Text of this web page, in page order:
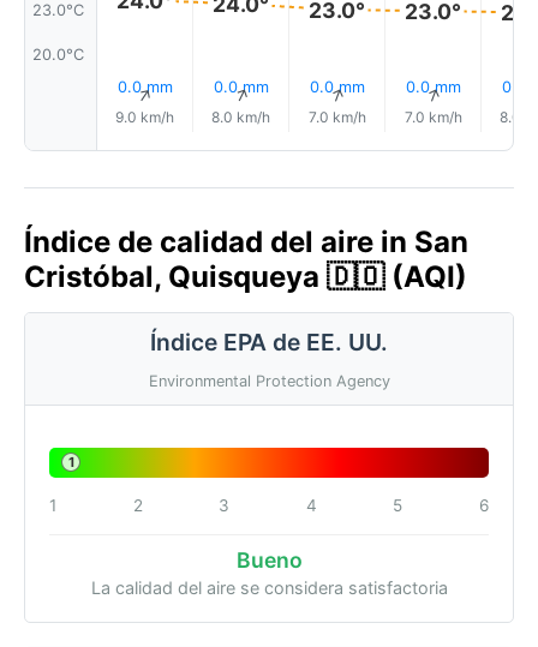
23.0°C
20.0°C
0.0 mm
↑
9.0 km/h
0.0 mm
↑
8.0 km/h
23.0°
0.0 mm
↑
7.0 km/h
23.0°
0.0 mm
↑
7.0 km/h
0.0
8.0
Índice de calidad del aire in San
Cristóbal, Quisqueya 🇩🇴 (AQI)
Índice EPA de EE. UU.
Environmental Protection Agency
1
1 2 3 4 5 6
Bueno
La calidad del aire se considera satisfactoria